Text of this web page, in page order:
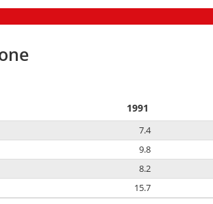
1991
7.4
9.8
8.2
15.7